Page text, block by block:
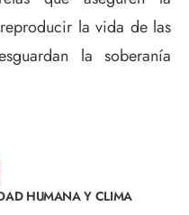
la vida de las
la soberanía
HUMANA Y CLIMA